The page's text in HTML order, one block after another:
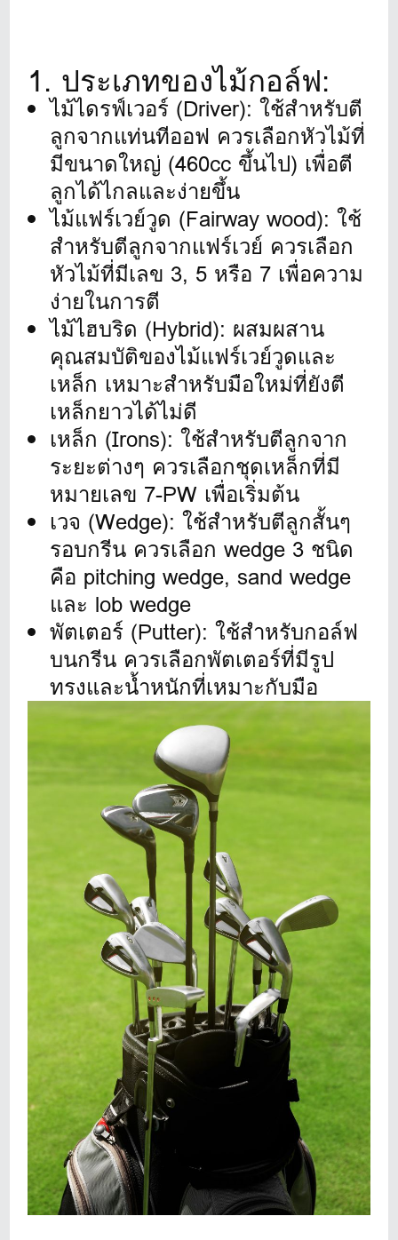
1. ประเภทของไม้กอล์ฟ:
ไม้ไดรฟ์เวอร์ (Driver): ใช้สำหรับตี
ลูกจากแท่นทีออฟ ควรเลือกหัวไม้ที่
มีขนาดใหญ่ (460cc ขึ้นไป) เพื่อตี
ลูกได้ไกลและง่ายขึ้น
ไม้แฟร์เวย์วูด (Fairway wood): ใช้
สำหรับตีลูกจากแฟร์เวย์ ควรเลือก
หัวไม้ที่มีเลข 3, 5 หรือ 7 เพื่อความ
ง่ายในการตี
ไม้ไฮบริด (Hybrid): ผสมผสาน
คุณสมบัติของไม้แฟร์เวย์วูดและ
เหล็ก เหมาะสำหรับมือใหม่ที่ยังตี
เหล็กยาวได้ไม่ดี
เหล็ก (Irons): ใช้สำหรับตีลูกจาก
ระยะต่างๆ ควรเลือกชุดเหล็กที่มี
หมายเลข 7-PW เพื่อเริ่มต้น
เวจ (Wedge): ใช้สำหรับตีลูกสั้นๆ
รอบกรีน ควรเลือก wedge 3 ชนิด
คือ pitching wedge, sand wedge
และ lob wedge
พัตเตอร์ (Putter): ใช้สำหรับกอล์ฟ
บนกรีน ควรเลือกพัตเตอร์ที่มีรูป
ทรงและน้ำหนักที่เหมาะกับมือ